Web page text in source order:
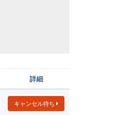
詳細
キャンセル待ち